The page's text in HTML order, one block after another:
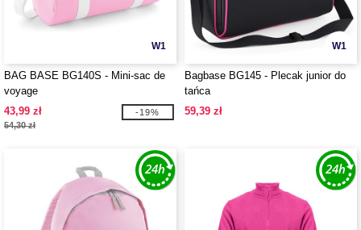
W1
BAG BASE BG140S - Mini-sac de
voyage
43,99 zł
54,30 zł
-19%
W1
Bagbase BG145 - Plecak junior do
tańca
59,39 zł